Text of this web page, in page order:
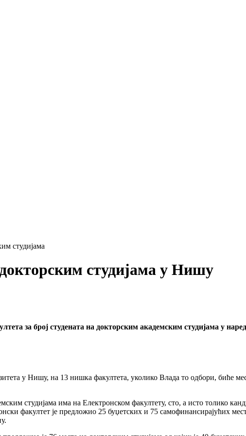
студијама
студијама у Нишу
за број студената на докторским академским студијама у
у Нишу, на 13 нишка факултета, уколико Влада то одбори, биће
студијама има на Електронском факултету, сто, а исто толико
факултет је предложио 25 буџетских и 75 самофинансирајућих